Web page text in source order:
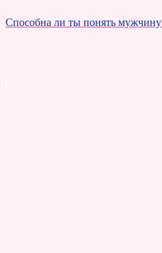
Способна ли ты понять